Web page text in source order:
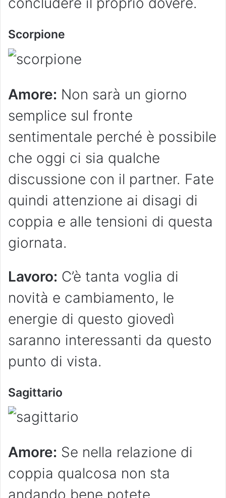
Scorpione
Amore: Non sarà un giorno
semplice sul fronte
sentimentale perché è possibile
che oggi ci sia qualche
discussione con il partner. Fate
quindi attenzione ai disagi di
coppia e alle tensioni di questa
giornata.
Lavoro: C’è tanta voglia di
novità e cambiamento, le
energie di questo giovedì
saranno interessanti da questo
punto di vista.
Sagittario
Amore: Se nella relazione di
coppia qualcosa non sta
andando bene potete